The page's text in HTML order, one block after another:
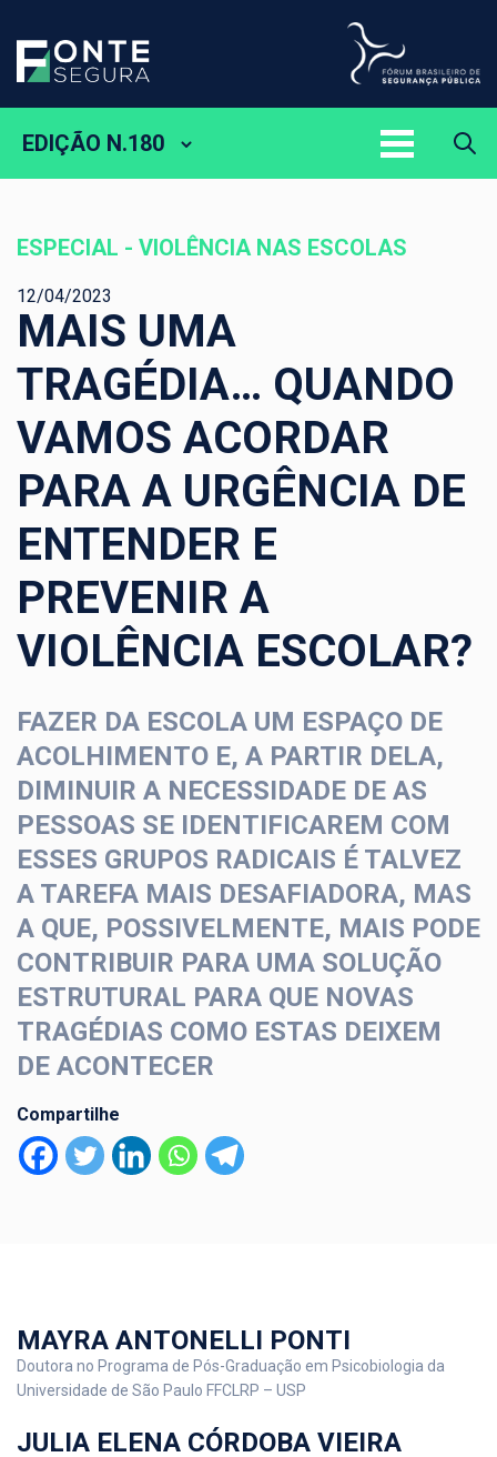
EDIÇÃO N.180
ESPECIAL - VIOLÊNCIA NAS ESCOLAS
12/04/2023
MAIS UMA
TRAGÉDIA… QUANDO
VAMOS ACORDAR
PARA A URGÊNCIA DE
ENTENDER E
PREVENIR A
VIOLÊNCIA ESCOLAR?
FAZER DA ESCOLA UM ESPAÇO DE
ACOLHIMENTO E, A PARTIR DELA,
DIMINUIR A NECESSIDADE DE AS
PESSOAS SE IDENTIFICAREM COM
ESSES GRUPOS RADICAIS É TALVEZ
A TAREFA MAIS DESAFIADORA, MAS
A QUE, POSSIVELMENTE, MAIS PODE
CONTRIBUIR PARA UMA SOLUÇÃO
ESTRUTURAL PARA QUE NOVAS
TRAGÉDIAS COMO ESTAS DEIXEM
DE ACONTECER
Compartilhe
MAYRA ANTONELLI PONTI
Doutora no Programa de Pós-Graduação em Psicobiologia da
Universidade de São Paulo FFCLRP – USP
JULIA ELENA CÓRDOBA VIEIRA